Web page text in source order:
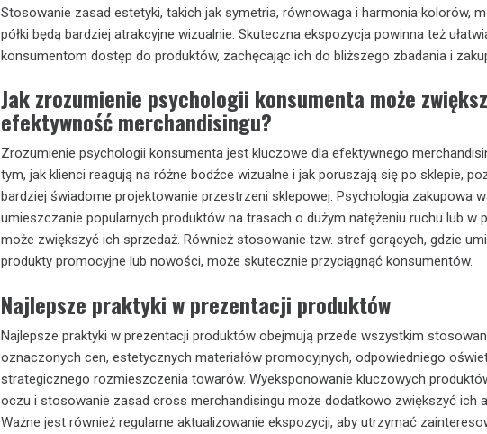
Stosowanie zasad estetyki, takich jak symetria, równowaga i harmonia kolorów,
półki będą bardziej atrakcyjne wizualnie. Skuteczna ekspozycja powinna też
konsumentom dostęp do produktów, zachęcając ich do bliższego zbadania i
Jak zrozumienie psychologii konsumenta może
efektywność merchandisingu?
Zrozumienie psychologii konsumenta jest kluczowe dla efektywnego
tym, jak klienci reagują na różne bodźce wizualne i jak poruszają się po sklepie,
bardziej świadome projektowanie przestrzeni sklepowej. Psychologia zakupowa
umieszczanie popularnych produktów na trasach o dużym natężeniu ruchu lub w
może zwiększyć ich sprzedaż. Również stosowanie tzw. stref gorących, gdzie
produkty promocyjne lub nowości, może skutecznie przyciągnąć konsumentów.
Najlepsze praktyki w prezentacji produktów
Najlepsze praktyki w prezentacji produktów obejmują przede wszystkim
oznaczonych cen, estetycznych materiałów promocyjnych, odpowiedniego
strategicznego rozmieszczenia towarów. Wyeksponowanie kluczowych
oczu i stosowanie zasad cross merchandisingu może dodatkowo zwiększyć ich
Ważne jest również regularne aktualizowanie ekspozycji, aby utrzymać